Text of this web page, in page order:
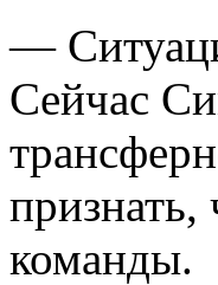
—
Сейчас
признать,
команды.